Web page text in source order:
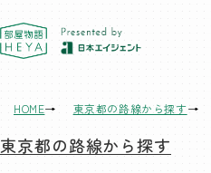
東京 部屋物語
HOME 東京都の路線から探す
東京都の路線から探す